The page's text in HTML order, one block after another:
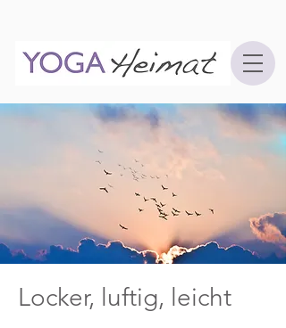
Locker, luftig, leicht